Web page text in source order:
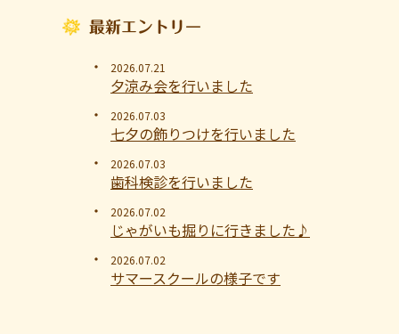
最新エントリー
2026.07.21
夕涼み会を行いました
2026.07.03
七夕の飾りつけを行いました
2026.07.03
歯科検診を行いました
2026.07.02
じゃがいも掘りに行きました♪
2026.07.02
サマースクールの様子です